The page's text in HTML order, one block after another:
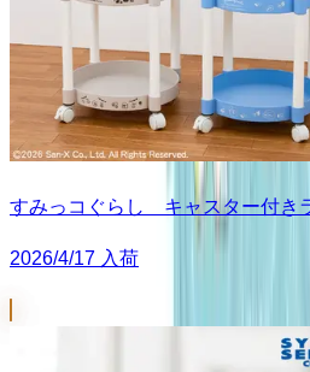
すみっコぐらし キャスター付き
2026/4/17 入荷